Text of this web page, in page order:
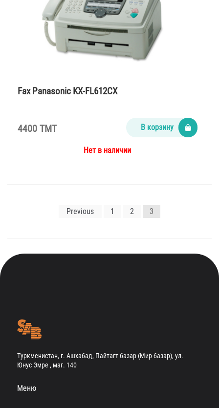
Fax Panasonic KX-FL612CX
4400 TMT В корзину
Нет в наличии
Previous 1 2 3
Туркменистан, г. Ашхабад, Пайтагт базар (Мир базар), ул.
Юнус Эмре , маг. 140
Меню